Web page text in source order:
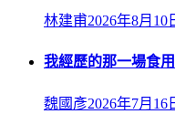
林建甫2026年8月10
我經歷的那一場食
魏國彥2026年7月16